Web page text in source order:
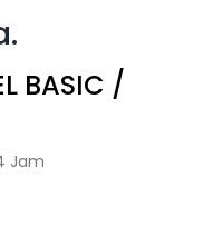
BASIC /
Jam